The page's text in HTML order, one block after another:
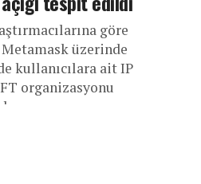
göre
Metamask üzerinde
kullanıcılara ait IP
organizasyonu